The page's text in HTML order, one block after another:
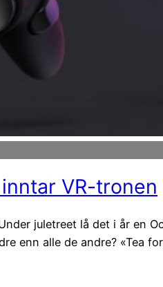
VR-tronen
juletreet lå det i år en
enn alle de andre? «Tea